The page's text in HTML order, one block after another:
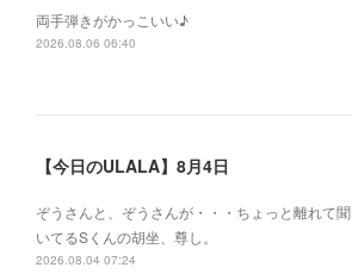
両手弾きがかっこいい♪
2026.08.06 06:40
【今日のULALA】8月4日
ぞうさんと、ぞうさんが・・・ちょっと離れて聞
いてるSくんの胡坐、尊し。
2026.08.04 07:24